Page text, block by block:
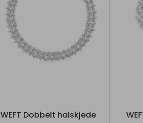
WEFT Dobbelt halskjede